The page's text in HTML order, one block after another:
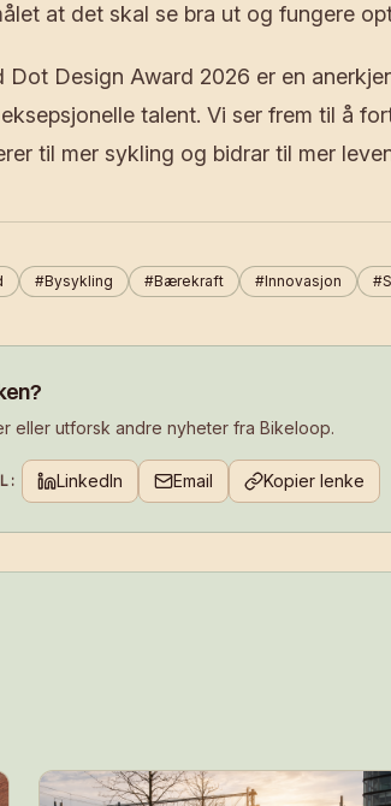
at det skal se bra ut og fungere
Dot Design Award 2026 er en
talent. Vi ser frem til å
til mer sykling og bidrar til mer
#Bysykling #Bærekraft #Innovasjon #
eller utforsk andre nyheter fra Bikeloop.
LinkedIn Email Kopier lenke